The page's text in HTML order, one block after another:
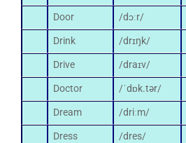
Door
/dɔːr/
Drink
/drɪŋk/
Drive
/draɪv/
Doctor
/ˈdɒk.tər/
Dream
/driːm/
Dress
/dres/